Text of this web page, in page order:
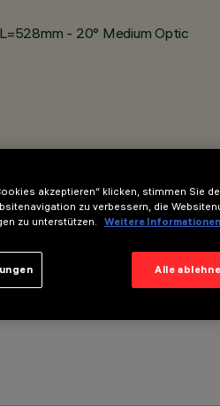
- 20° Medium Optic
akzeptieren“ klicken, stimmen Sie
zu verbessern, die
zu unterstützen.
Weitere Informationen
Alle